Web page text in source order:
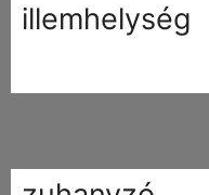
illemhelység